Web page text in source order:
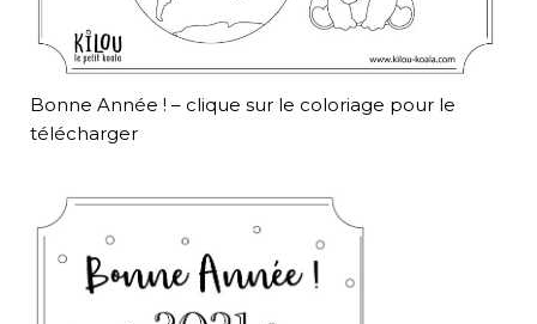
Bonne Année ! – clique sur le coloriage pour le
télécharger